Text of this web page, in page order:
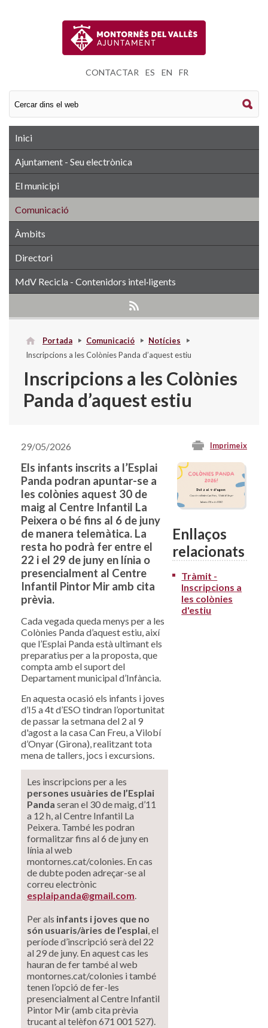
CONTACTAR ES EN FR
Inici
Ajuntament - Seu electrònica
El municipi
Comunicació
Àmbits
Directori
MdV Recicla - Contenidors intel·ligents
Portada Comunicació
Notícies
Inscripcions a les Colònies Panda d’aquest estiu
Inscripcions a les Colònies
Panda d’aquest estiu
Imprimeix
29/05/2026
Els infants inscrits a l’Esplai
Panda podran apuntar-se a
les colònies aquest 30 de
maig al Centre Infantil La
Peixera o bé fins al 6 de juny
de manera telemàtica. La
resta ho podrà fer entre el
22 i el 29 de juny en línia o
presencialment al Centre
Infantil Pintor Mir amb cita
prèvia.
Cada vegada queda menys per a les
Colònies Panda d’aquest estiu, així
que l’Esplai Panda està ultimant els
preparatius per a la proposta, que
compta amb el suport del
Departament municipal d’Infància.
En aquesta ocasió els infants i joves
d’I5 a 4t d’ESO tindran l’oportunitat
de passar la setmana del 2 al 9
d'agost a la casa Can Freu, a Vilobí
d’Onyar (Girona), realitzant tota
mena de tallers, jocs i excursions.
Les inscripcions per a les
persones usuàries de l’Esplai
Panda seran el 30 de maig, d’11
a 12 h, al Centre Infantil La
Peixera. També les podran
formalitzar fins al 6 de juny en
línia al web
montornes.cat/colonies. En cas
de dubte poden adreçar-se al
correu electrònic
esplaipanda@gmail.com.
Per als infants i joves que no
són usuaris/àries de l’esplai, el
període d’inscripció serà del 22
al 29 de juny. En aquest cas les
hauran de fer també al web
montornes.cat/colonies i també
tenen l’opció de fer-les
presencialment al Centre Infantil
Pintor Mir (amb cita prèvia
trucant al telèfon 671 001 527).
Enllaços
relacionats
Tràmit -
Inscripcions a
les colònies
d'estiu